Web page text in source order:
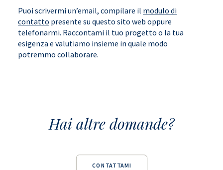
Puoi scrivermi un’email, compilare il modulo di
contatto presente su questo sito web oppure
telefonarmi. Raccontami il tuo progetto o la tua
esigenza e valutiamo insieme in quale modo
potremmo collaborare.
Hai altre domande?
CONTATTAMI